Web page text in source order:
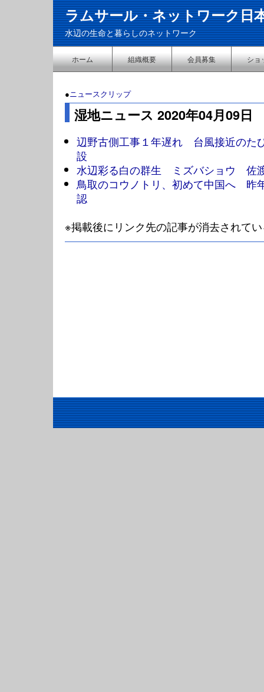
ラムサール・ネットワーク日
水辺の生命と暮らしのネットワーク
ホーム 組織概要 会員募集 ショ
●ニュースクリップ
湿地ニュース 2020年04月09日
辺野古側工事１年遅れ 台風接近の
設
水辺彩る白の群生 ミズバショウ 佐
鳥取のコウノトリ、初めて中国へ 昨
認
※掲載後にリンク先の記事が消去されて